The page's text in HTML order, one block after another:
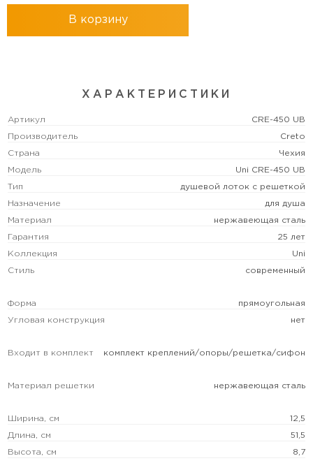
В корзину
ХАРАКТЕРИСТИКИ
Артикул CRE-450 UB
Производитель Creto
Страна Чехия
Модель Uni CRE-450 UB
Тип душевой лоток с решеткой
Назначение для душа
Материал нержавеющая сталь
Гарантия 25 лет
Коллекция Uni
Стиль современный
Форма прямоугольная
Угловая конструкция нет
Входит в комплект комплект креплений/опоры/решетка/сифон
Материал решетки нержавеющая сталь
Ширина, см 12,5
Длина, см 51,5
Высота, см 8,7